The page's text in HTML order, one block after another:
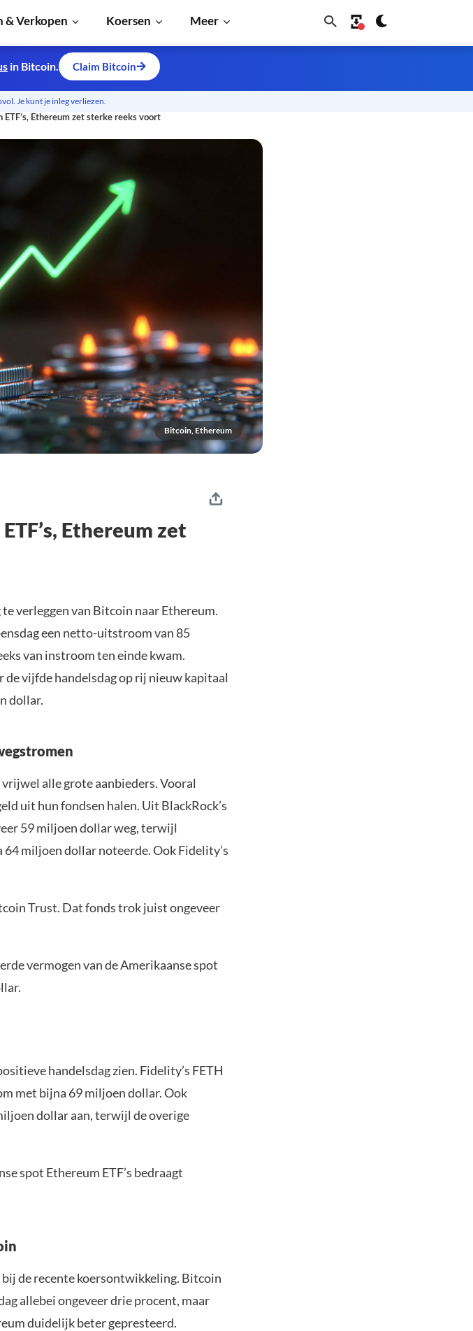
& Verkopen Koersen Meer
Ethereum zet sterke reeks voort
Bitcoin, Ethereum
in Bitcoin. Claim Bitcoin
Je kunt je inleg verliezen.
Ethereum zet
verleggen van Bitcoin naar Ethereum.
een netto-uitstroom van 85
van instroom ten einde kwam.
de vijfde handelsdag op rij nieuw kapitaal
dollar.
alle grote aanbieders. Vooral
uit hun fondsen halen. Uit BlackRock’s
59 miljoen dollar weg, terwijl
64 miljoen dollar noteerde. Ook Fidelity’s
Trust. Dat fonds trok juist ongeveer
vermogen van de Amerikaanse spot
handelsdag zien. Fidelity’s FETH
met bijna 69 miljoen dollar. Ook
dollar aan, terwijl de overige
spot Ethereum ETF’s bedraagt
de recente koersontwikkeling. Bitcoin
allebei ongeveer drie procent, maar
duidelijk beter gepresteerd.